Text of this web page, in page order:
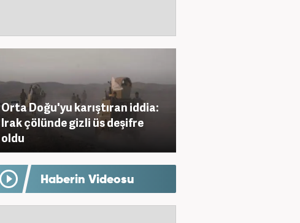
Orta Doğu'yu karıştıran iddia:
Irak çölünde gizli üs deşifre
oldu
Haberin Videosu